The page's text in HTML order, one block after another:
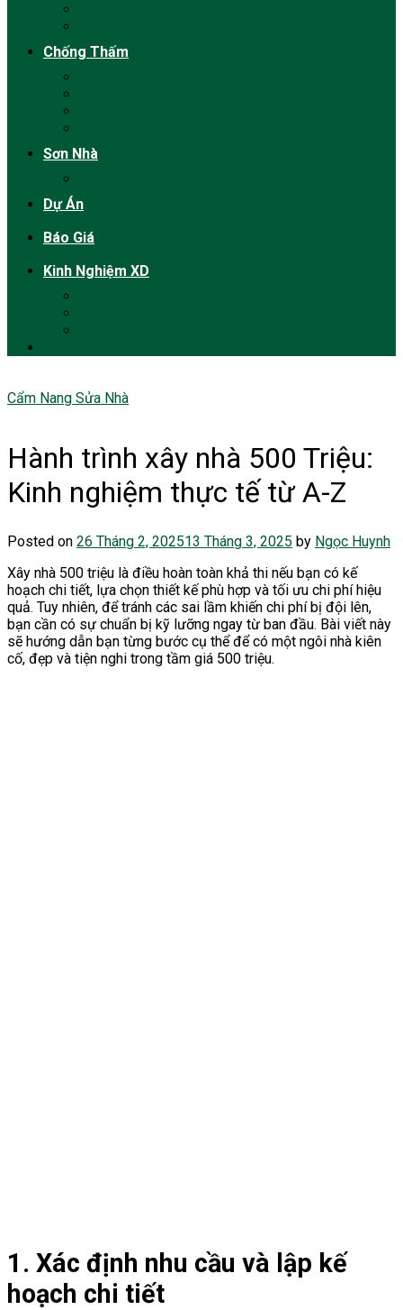
Chống Thấm
Sơn Nhà
Dự Án
Báo Giá
Kinh Nghiệm XD
Cẩm Nang Sửa Nhà
Hành trình xây nhà 500 Triệu:
Kinh nghiệm thực tế từ A-Z
Posted on 26 Tháng 2, 202513 Tháng 3, 2025 by Ngọc Huynh
Xây nhà 500 triệu là điều hoàn toàn khả thi nếu bạn có kế
hoạch chi tiết, lựa chọn thiết kế phù hợp và tối ưu chi phí hiệu
quả. Tuy nhiên, để tránh các sai lầm khiến chi phí bị đội lên,
bạn cần có sự chuẩn bị kỹ lưỡng ngay từ ban đầu. Bài viết này
sẽ hướng dẫn bạn từng bước cụ thể để có một ngôi nhà kiên
cố, đẹp và tiện nghi trong tầm giá 500 triệu.
1. Xác định nhu cầu và lập kế
hoạch chi tiết